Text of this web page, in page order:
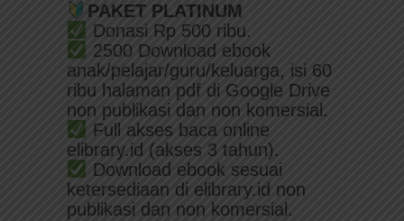
PAKET PLATINUM
Donasi Rp 500 ribu.
2500 Download ebook
anak/pelajar/guru/keluarga, isi 60
ribu halaman pdf di Google Drive
non publikasi dan non komersial.
Full akses baca online
elibrary.id (akses 3 tahun).
Download ebook sesuai
ketersediaan di elibrary.id non
publikasi dan non komersial.